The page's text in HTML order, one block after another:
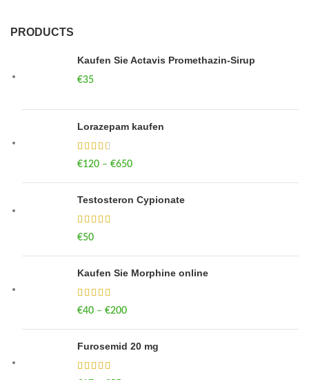
PRODUCTS
Kaufen Sie Actavis Promethazin-Sirup
€35
Lorazepam kaufen
€120 – €650
Testosteron Cypionate
€50
Kaufen Sie Morphine online
€40 – €200
Furosemid 20 mg